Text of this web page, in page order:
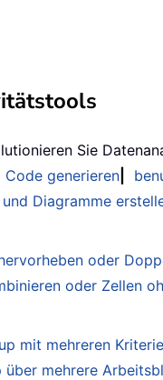
Sie
Code generieren
Diagramme
oder
oder Zellen
mit mehreren
über mehrere